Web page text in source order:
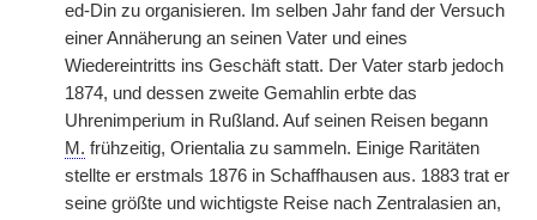
ed-Din zu organisieren. Im selben Jahr fand der Versuch
einer Annäherung an seinen Vater und eines
Wiedereintritts ins Geschäft statt. Der Vater starb jedoch
1874, und dessen zweite Gemahlin erbte das
Uhrenimperium in Rußland. Auf seinen Reisen begann
M. frühzeitig, Orientalia zu sammeln. Einige Raritäten
stellte er erstmals 1876 in Schaffhausen aus. 1883 trat er
seine größte und wichtigste Reise nach Zentralasien an,